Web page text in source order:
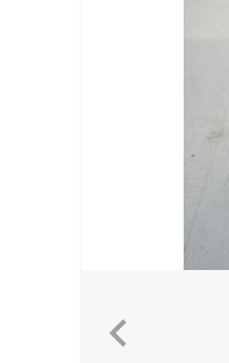
keyboard_arrow_left